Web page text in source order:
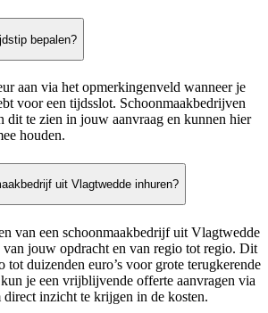
bepalen?
aan via het opmerkingenveld wanneer je
voor een tijdsslot. Schoonmaakbedrijven
te zien in jouw aanvraag en kunnen hier
houden.
uit Vlagtwedde inhuren?
van een schoonmaakbedrijf uit Vlagtwedde
van jouw opdracht en van regio tot regio. Dit
tot duizenden euro’s voor grote terugkerende
je een vrijblijvende offerte aanvragen via
inzicht te krijgen in de kosten.